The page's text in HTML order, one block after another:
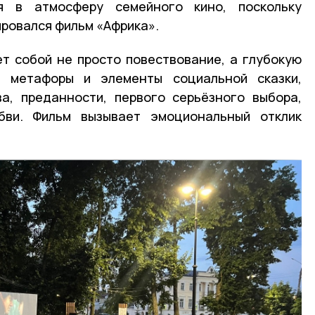
в атмосферу семейного кино, поскольку
фильм «Африка».
собой не просто повествование, а глубокую
и элементы социальной сказки,
преданности, первого серьёзного выбора,
Фильм вызывает эмоциональный отклик